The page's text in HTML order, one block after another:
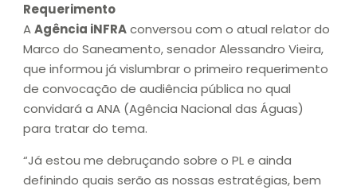
Requerimento
AAgência iNFRAconversou com o atual relator do
Marco do Saneamento, senador Alessandro Vieira,
que informou já vislumbrar o primeiro requerimento
de convocação de audiência pública no qual
convidará a ANA (Agência Nacional das Águas)
para tratar do tema.
“Já estou me debruçando sobre o PL e ainda
definindo quais serão as nossas estratégias, bem